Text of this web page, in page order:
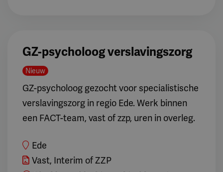
GZ-psycholoog verslavingszorg
Nieuw
GZ-psycholoog gezocht voor specialistische
verslavingszorg in regio Ede. Werk binnen
een FACT-team, vast of zzp, uren in overleg.
Ede
Vast, Interim of ZZP